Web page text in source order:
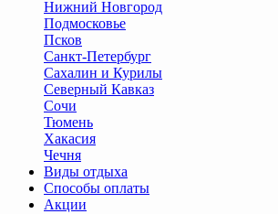
Нижний Новгород
Подмосковье
Псков
Санкт-Петербург
Сахалин и Курилы
Северный Кавказ
Сочи
Тюмень
Хакасия
Чечня
Виды отдыха
Способы оплаты
Акции